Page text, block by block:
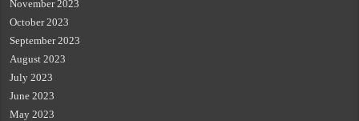
November 2023
October 2023
September 2023
August 2023
July 2023
June 2023
May 2023